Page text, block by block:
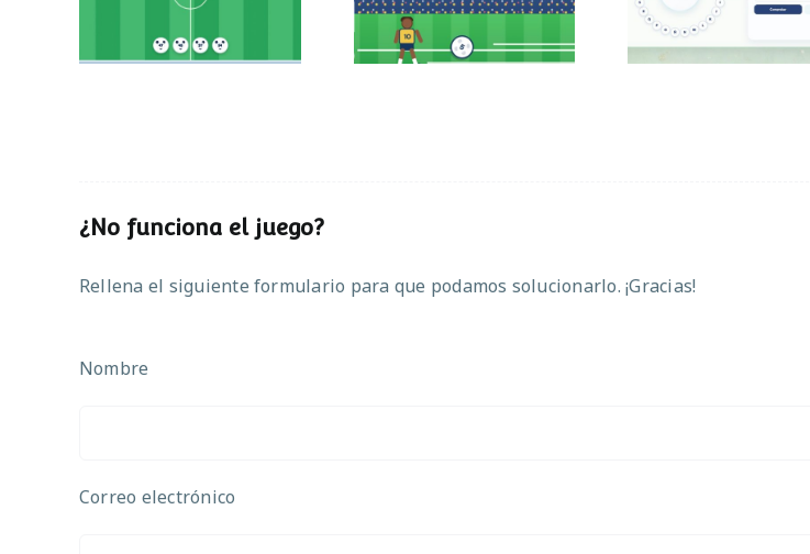
¿No funciona el juego?
Rellena el siguiente formulario para que podamos solucionarlo. ¡Gracias!
Nombre
Correo electrónico